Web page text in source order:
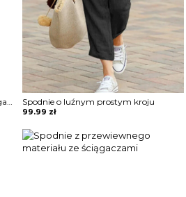
Spodnie cargo z zamkami przy nogawce Spodnie o luźnym prostym kroju
99.99 zł